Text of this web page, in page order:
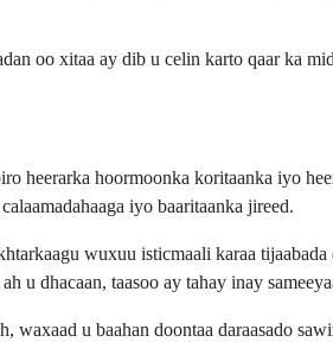
oo xitaa ay dib u celin karto qaar ka
heerarka hoormoonka koritaanka iyo
iyo baaritaanka jireed.
wuxuu isticmaali karaa
u dhacaan, taasoo ay tahay inay
u baahan doontaa daraasado